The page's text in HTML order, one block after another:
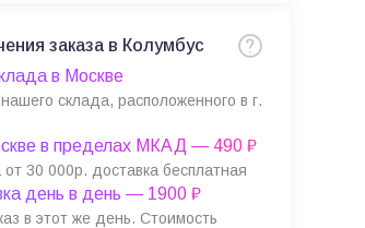
заказа в Колумбус
в Москве
склада, расположенного в г.
в пределах МКАД — 490 ₽
30 000р. доставка бесплатная
день в день — 1900 ₽
в этот же день. Стоимость